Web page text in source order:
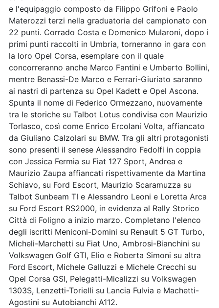
e l'equipaggio composto da Filippo Grifoni e Paolo
Materozzi terzi nella graduatoria del campionato con
22 punti. Corrado Costa e Domenico Mularoni, dopo i
primi punti raccolti in Umbria, torneranno in gara con
la loro Opel Corsa, esemplare con il quale
concorreranno anche Marco Fantini e Umberto Bollini,
mentre Benassi-De Marco e Ferrari-Giuriato saranno
ai nastri di partenza su Opel Kadett e Opel Ascona.
Spunta il nome di Federico Ormezzano, nuovamente
tra le storiche su Talbot Lotus condivisa con Maurizio
Torlasco, così come Enrico Ercolani Volta, affiancato
da Giuliano Calzolari su BMW. Tra gli altri protagonisti
sono presenti il senese Alessandro Fedolfi in coppia
con Jessica Fermia su Fiat 127 Sport, Andrea e
Maurizio Zaupa affiancati rispettivamente da Martina
Schiavo, su Ford Escort, Maurizio Scaramuzza su
Talbot Sunbeam TI e Alessandro Leoni e Loretta Arca
su Ford Escort RS2000, in evidenza al Rally Storico
Città di Foligno a inizio marzo. Completano l'elenco
degli iscritti Meniconi-Domini su Renault 5 GT Turbo,
Micheli-Marchetti su Fiat Uno, Ambrosi-Bianchini su
Volkswagen Golf GTI, Elio e Roberta Simoni su altra
Ford Escort, Michele Galluzzi e Michele Crecchi su
Opel Corsa GSI, Pelegatti-Micalizzi su Volkswagen
1303S, Lenzetti-Torielli su Lancia Fulvia e Machetti-
Agostini su Autobianchi A112.